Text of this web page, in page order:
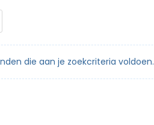
die aan je zoekcriteria voldoen.